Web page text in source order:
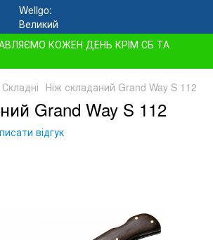
КОЖЕН ДЕНЬ КРІМ СБ ТА
Складні Ніж складаний Grand Way S 112
Grand Way S 112
відгук